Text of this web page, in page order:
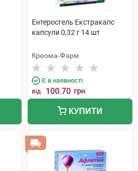
Ентеросгель Екстракапс
капсули 0,32 г 14 шт
Креома-Фарм
Є в наявності
від 100.70 грн
КУПИТИ